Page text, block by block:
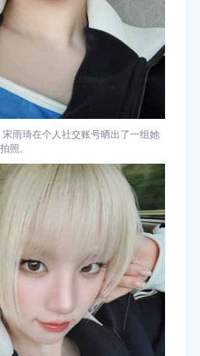
雨琦在个人社交账号晒出了一组她
照。